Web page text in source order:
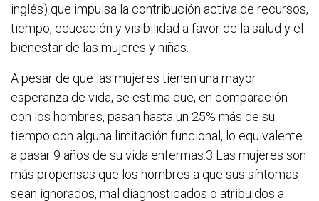
inglés) que impulsa la contribución activa de recursos,
tiempo, educación y visibilidad a favor de la salud y el
bienestar de las mujeres y niñas.
A pesar de que las mujeres tienen una mayor
esperanza de vida, se estima que, en comparación
con los hombres, pasan hasta un 25% más de su
tiempo con alguna limitación funcional, lo equivalente
a pasar 9 años de su vida enfermas.3 Las mujeres son
más propensas que los hombres a que sus síntomas
sean ignorados, mal diagnosticados o atribuidos a